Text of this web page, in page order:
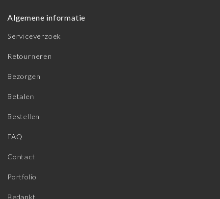
Algemene informatie
Serviceverzoek
Retourneren
Bezorgen
Betalen
Bestellen
FAQ
Contact
Portfolio
Bedankt